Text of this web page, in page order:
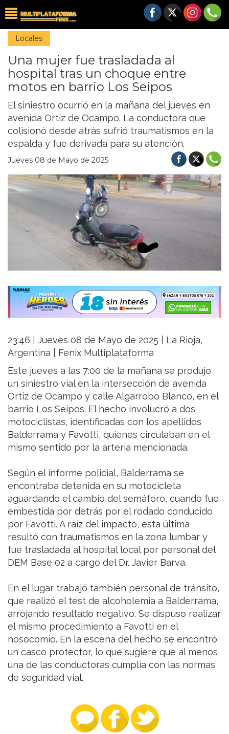
Locales
Una mujer fue trasladada al
hospital tras un choque entre
motos en barrio Los Seipos
El siniestro ocurrió en la mañana del jueves en
avenida Ortiz de Ocampo. La conductora que
colisionó desde atrás sufrió traumatismos en la
espalda y fue derivada para su atención.
Jueves 08 de Mayo de 2025
23:46 | Jueves 08 de Mayo de 2025 | La Rioja,
Argentina | Fenix Multiplataforma
Este jueves a las 7:00 de la mañana se produjo
un siniestro vial en la intersección de avenida
Ortiz de Ocampo y calle Algarrobo Blanco, en el
barrio Los Seipos. El hecho involucró a dos
motociclistas, identificadas con los apellidos
Balderrama y Favotti, quienes circulaban en el
mismo sentido por la arteria mencionada.
Según el informe policial, Balderrama se
encontraba detenida en su motocicleta
aguardando el cambio del semáforo, cuando fue
embestida por detrás por el rodado conducido
por Favotti. A raíz del impacto, esta última
resultó con traumatismos en la zona lumbar y
fue trasladada al hospital local por personal del
DEM Base 02 a cargo del Dr. Javier Barva.
En el lugar trabajó también personal de tránsito,
que realizó el test de alcoholemia a Balderrama,
arrojando resultado negativo. Se dispuso realizar
el mismo procedimiento a Favotti en el
nosocomio. En la escena del hecho se encontró
un casco protector, lo que sugiere que al menos
una de las conductoras cumplía con las normas
de seguridad vial.